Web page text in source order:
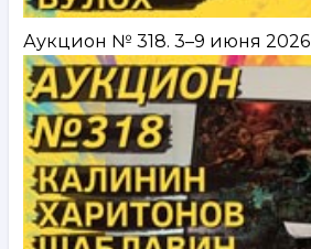
Аукцион № 318. 3–9 июня 2026